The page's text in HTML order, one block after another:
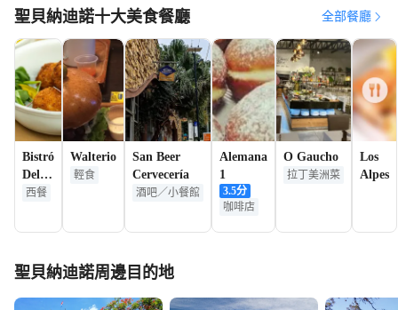
聖貝納迪諾十大美食餐廳 全部餐廳
Bistró
Del
Val
西餐
Walterio
輕食
San Beer
Cervecería
酒吧／小餐館
Alemana
1
3.5分
咖啡店
O Gaucho
拉丁美洲菜
Los
Alpes
聖貝納迪諾周邊目的地